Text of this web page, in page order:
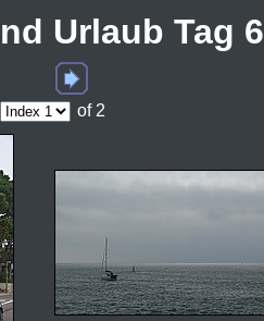
Urlaub Tag 6
of 2